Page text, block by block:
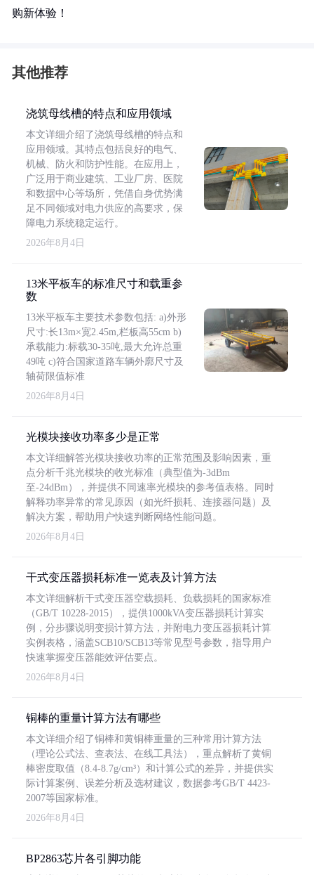
购新体验！
其他推荐
浇筑母线槽的特点和应用领域
本文详细介绍了浇筑母线槽的特点和
应用领域。其特点包括良好的电气、
机械、防火和防护性能。在应用上，
广泛用于商业建筑、工业厂房、医院
和数据中心等场所，凭借自身优势满
足不同领域对电力供应的高要求，保
障电力系统稳定运行。
2026年8月4日
13米平板车的标准尺寸和载重参
数
13米平板车主要技术参数包括: a)外形
尺寸:长13m×宽2.45m,栏板高55cm b)
承载能力:标载30-35吨,最大允许总重
49吨 c)符合国家道路车辆外廓尺寸及
轴荷限值标准
2026年8月4日
光模块接收功率多少是正常
本文详细解答光模块接收功率的正常范围及影响因素，重
点分析千兆光模块的收光标准（典型值为-3dBm
至-24dBm），并提供不同速率光模块的参考值表格。同时
解释功率异常的常见原因（如光纤损耗、连接器问题）及
解决方案，帮助用户快速判断网络性能问题。
2026年8月4日
干式变压器损耗标准一览表及计算方法
本文详细解析干式变压器空载损耗、负载损耗的国家标准
（GB/T 10228-2015），提供1000kVA变压器损耗计算实
例，分步骤说明变损计算方法，并附电力变压器损耗计算
实例表格，涵盖SCB10/SCB13等常见型号参数，指导用户
快速掌握变压器能效评估要点。
2026年8月4日
铜棒的重量计算方法有哪些
本文详细介绍了铜棒和黄铜棒重量的三种常用计算方法
（理论公式法、查表法、在线工具法），重点解析了黄铜
棒密度取值（8.4-8.7g/cm³）和计算公式的差异，并提供实
际计算案例、误差分析及选材建议，数据参考GB/T 4423-
2007等国家标准。
2026年8月4日
BP2863芯片各引脚功能